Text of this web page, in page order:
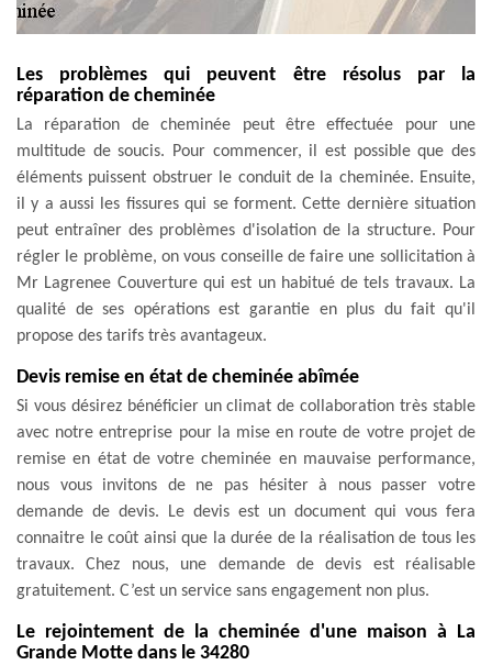
Les problèmes qui peuvent être résolus par la
réparation de cheminée
La réparation de cheminée peut être effectuée pour une
multitude de soucis. Pour commencer, il est possible que des
éléments puissent obstruer le conduit de la cheminée. Ensuite,
il y a aussi les fissures qui se forment. Cette dernière situation
peut entraîner des problèmes d'isolation de la structure. Pour
régler le problème, on vous conseille de faire une sollicitation à
Mr Lagrenee Couverture qui est un habitué de tels travaux. La
qualité de ses opérations est garantie en plus du fait qu'il
propose des tarifs très avantageux.
Devis remise en état de cheminée abîmée
Si vous désirez bénéficier un climat de collaboration très stable
avec notre entreprise pour la mise en route de votre projet de
remise en état de votre cheminée en mauvaise performance,
nous vous invitons de ne pas hésiter à nous passer votre
demande de devis. Le devis est un document qui vous fera
connaitre le coût ainsi que la durée de la réalisation de tous les
travaux. Chez nous, une demande de devis est réalisable
gratuitement. C’est un service sans engagement non plus.
Le rejointement de la cheminée d'une maison à La
Grande Motte dans le 34280